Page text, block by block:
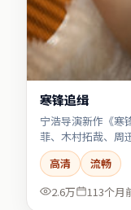
寒锋追缉
宁浩导演新作《寒
菲、木村拓哉、周
高清
流畅
2.6万
113个月